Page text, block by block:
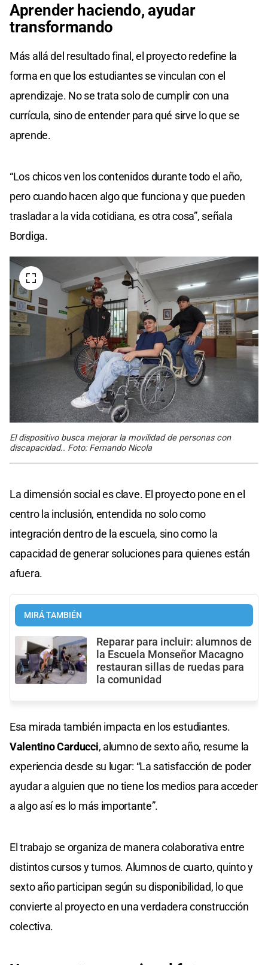
Aprender haciendo, ayudar
transformando
Más allá del resultado final, el proyecto redefine la
forma en que los estudiantes se vinculan con el
aprendizaje. No se trata solo de cumplir con una
currícula, sino de entender para qué sirve lo que se
aprende.
“Los chicos ven los contenidos durante todo el año,
pero cuando hacen algo que funciona y que pueden
trasladar a la vida cotidiana, es otra cosa”, señala
Bordiga.
El dispositivo busca mejorar la movilidad de personas con
discapacidad.. Foto: Fernando Nicola
La dimensión social es clave. El proyecto pone en el
centro la inclusión, entendida no solo como
integración dentro de la escuela, sino como la
capacidad de generar soluciones para quienes están
afuera.
MIRÁ TAMBIÉN
Reparar para incluir: alumnos de
la Escuela Monseñor Macagno
restauran sillas de ruedas para
la comunidad
Esa mirada también impacta en los estudiantes.
Valentino Carducci, alumno de sexto año, resume la
experiencia desde su lugar: “La satisfacción de poder
ayudar a alguien que no tiene los medios para acceder
a algo así es lo más importante”.
El trabajo se organiza de manera colaborativa entre
distintos cursos y turnos. Alumnos de cuarto, quinto y
sexto año participan según su disponibilidad, lo que
convierte al proyecto en una verdadera construcción
colectiva.